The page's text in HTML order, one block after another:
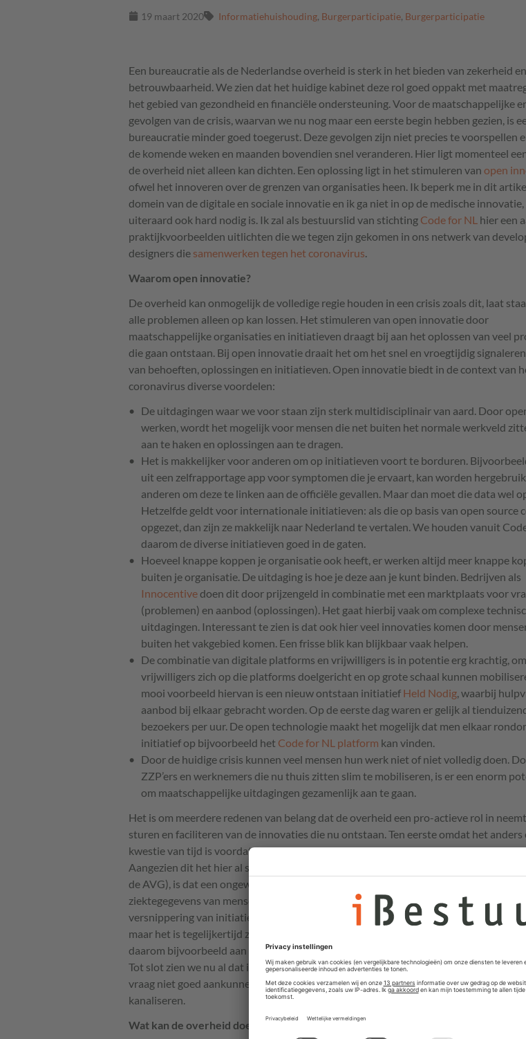
19 maart 2020 Informatiehuishouding, Burgerparticipatie, Burgerparticipatie
Een bureaucratie als de Nederlandse overheid is sterk in het bieden van zekerheid en
betrouwbaarheid. We zien dat het huidige kabinet deze rol goed oppakt met
het gebied van gezondheid en financiële ondersteuning. Voor de maatschappelijke
gevolgen van de crisis, waarvan we nu nog maar een eerste begin hebben gezien, is
bureaucratie minder goed toegerust. Deze gevolgen zijn niet precies te voorspellen
de komende weken en maanden bovendien snel veranderen. Hier ligt momenteel
de overheid niet alleen kan dichten. Een oplossing ligt in het stimuleren van open
ofwel het innoveren over de grenzen van organisaties heen. Ik beperk me in dit
domein van de digitale en sociale innovatie en ik ga niet in op de medische innovatie,
uiteraard ook hard nodig is. Ik zal als bestuurslid van stichting Code for NL hier een
praktijkvoorbeelden uitlichten die we tegen zijn gekomen in ons netwerk van
designers die samenwerken tegen het coronavirus
Waarom open innovatie?
De overheid kan onmogelijk de volledige regie houden in een crisis zoals dit, laat
alle problemen alleen op kan lossen. Het stimuleren van open innovatie door
maatschappelijke organisaties en initiatieven draagt bij aan het oplossen van veel
die gaan ontstaan. Bij open innovatie draait het om het snel en vroegtijdig
van behoeften, oplossingen en initiatieven. Open innovatie biedt in de context van
coronavirus diverse voordelen:
De uitdagingen waar we voor staan zijn sterk multidisciplinair van aard. Door
werken, wordt het mogelijk voor mensen die net buiten het normale werkveld
aan te haken en oplossingen aan te dragen.
Het is makkelijker voor anderen om op initiatieven voort te borduren.
uit een zelfrapportage app voor symptomen die je ervaart, kan worden
anderen om deze te linken aan de officiële gevallen. Maar dan moet die data wel
Hetzelfde geldt voor internationale initiatieven: als die op basis van open source
opgezet, dan zijn ze makkelijk naar Nederland te vertalen. We houden vanuit
daarom de diverse initiatieven goed in de gaten.
Hoeveel knappe koppen je organisatie ook heeft, er werken altijd meer knappe
buiten je organisatie. De uitdaging is hoe je deze aan je kunt binden. Bedrijven als
Innocentive doen dit door prijzengeld in combinatie met een marktplaats voor
(problemen) en aanbod (oplossingen). Het gaat hierbij vaak om complexe
uitdagingen. Interessant te zien is dat ook hier veel innovaties komen door
buiten het vakgebied komen. Een frisse blik kan blijkbaar vaak helpen.
De combinatie van digitale platforms en vrijwilligers is in potentie erg krachtig,
vrijwilligers zich op die platforms doelgericht en op grote schaal kunnen
mooi voorbeeld hiervan is een nieuw ontstaan initiatief Held Nodig , waarbij
aanbod bij elkaar gebracht worden. Op de eerste dag waren er gelijk al
bezoekers per uur. De open technologie maakt het mogelijk dat men elkaar
initiatief op bijvoorbeeld het Code for NL platform kan vinden.
Door de huidige crisis kunnen veel mensen hun werk niet of niet volledig doen.
ZZP’ers en werknemers die nu thuis zitten slim te mobiliseren, is er een enorm
om maatschappelijke uitdagingen gezamenlijk aan te gaan.
Het is om meerdere redenen van belang dat de overheid een pro-actieve rol in
sturen en faciliteren van de innovaties die nu ontstaan. Ten eerste omdat het anders
kwestie van tijd is voordat commerciële partijen in het gat springen dat er nu
Aangezien dit het hier al snel om medische persoonsgegevens (“bijzondere” gegevens
de AVG), is dat een ongewenste situatie. We willen liever niet dat Facebook nog meer
ziektegegevens van mensen in handen krijgt, lijkt me. Ten tweede zien we nu een
versnippering van initiatieven. Dat is ten dele prima, want zo gaat het bij snelle
maar het is tegelijkertijd zonde als er te veel dubbel werk gedaan wordt. Code for NL
daarom bijvoorbeeld aan een Nederlandsetoevoeging op het Coronavirus Tech
Tot slot zien we nu al dat initiatieven die goed werken, overstroomd worden doordat
vraag niet goed aankunnen. Een actieve rol vanuit de overheid kan de energie beter
kanaliseren.
Wat kan de overheid doen?